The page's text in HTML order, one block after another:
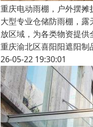
重庆电动雨棚，户外摆摊
大型专业仓储防雨棚，
放区域，为各类物资提
重庆渝北区喜阳阳遮阳制
26-05-22 19:30:01